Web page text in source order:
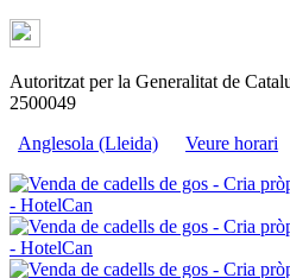
Autoritzat per la Generalitat de
2500049
Anglesola (Lleida)
Veure horari